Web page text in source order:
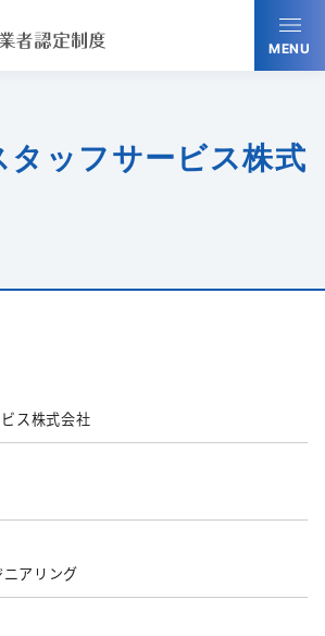
MENU
タッフサービス株式
ス株式会社
アリング